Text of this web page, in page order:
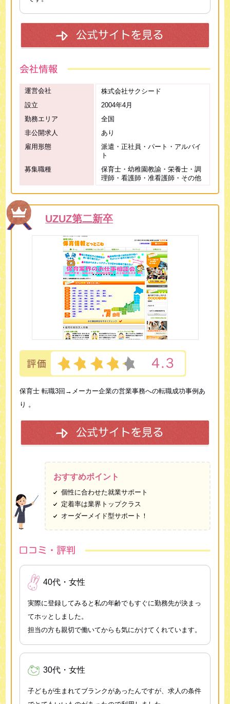
運営会社
株式会社サクシード
設立
2004年4月
勤務エリア
全国
非公開求人
あり
雇用形態
派遣・正社員・パート・アルバイ
ト
募集職種
保育士・幼稚園教諭・栄養士・調
理師・看護師・准看護師・その他
UZUZ第二新卒
保育士 転職3回→メーカー企業の営業事務への転職成功事例あ
り 。
おすすめポイント
個性に合わせた就業サポート
定着率は業界トップクラス
オーダーメイド型サポート！
40代・女性
実際に登録してみると私の年齢でもすぐに勤務先が決まっ
てホッとしました。
担当の方も親切で働いてからも気にかけてくれています。
30代・女性
子どもが生まれてブランクがあったんですが、求人の条件